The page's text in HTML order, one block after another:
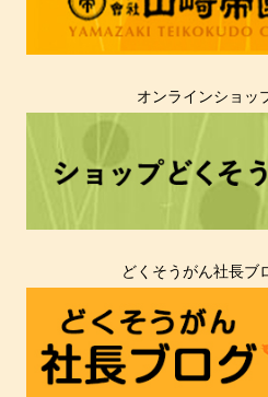
オンラインショッ
どくそうがん社長ブ